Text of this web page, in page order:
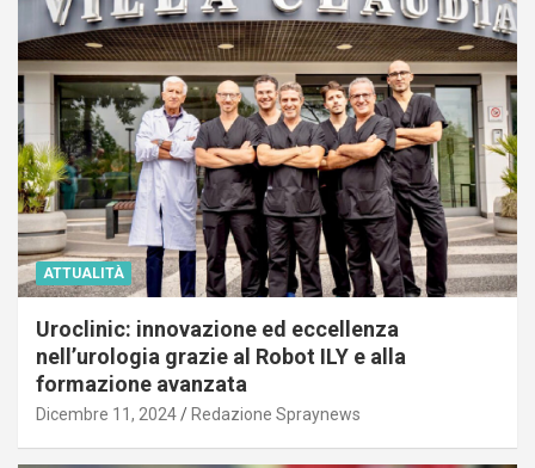
ATTUALITÀ
Uroclinic: innovazione ed eccellenza
nell’urologia grazie al Robot ILY e alla
formazione avanzata
Dicembre 11, 2024 Redazione Spraynews